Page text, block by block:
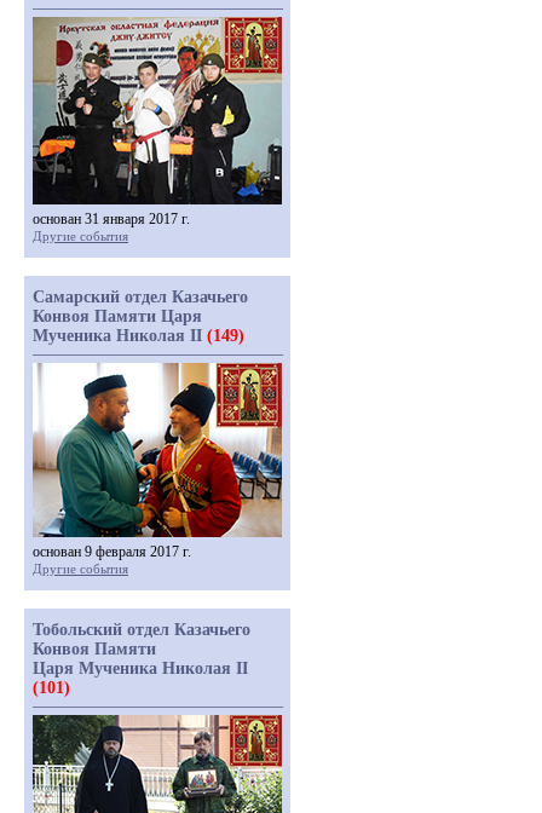
основан 31 января 2017 г.
Другие события
Самарский отдел Казачьего
Конвоя Памяти Царя
Мученика Николая II (149)
основан 9 февраля 2017 г.
Другие события
Тобольский отдел Казачьего
Конвоя Памяти
Царя Мученика Николая II
(101)